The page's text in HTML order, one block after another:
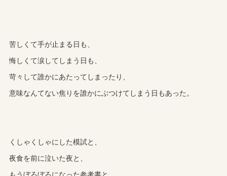
苦しくて手が止まる日も、
悔しくて涙してしまう日も、
苛々して誰かにあたってしまったり、
意味なんてない焦りを誰かにぶつけてしまう日もあった。
くしゃくしゃにした模試と、
夜食を前に泣いた夜と、
もうぼろぼろになった参考書と、